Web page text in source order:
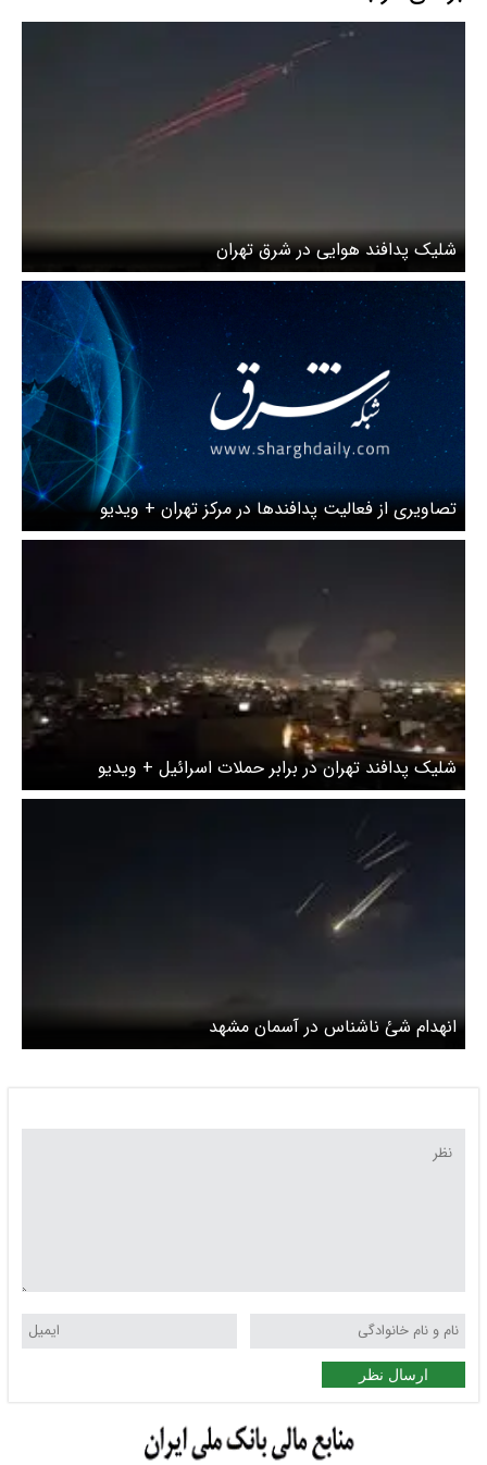
شلیک پدافند هوایی در شرق تهران
تصاویری از فعالیت پدافند‌ها در مرکز تهران + ویدیو
شلیک پدافند تهران در برابر حملات اسرائیل + ویدیو
انهدام شئ ناشناس در آسمان مشهد‌
ارسال نظر